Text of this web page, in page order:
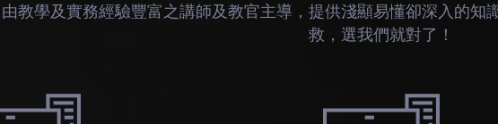
由教學及實務經驗豐富之講師及教官主導，提供淺顯易懂卻深入的知
救，選我們就對了！